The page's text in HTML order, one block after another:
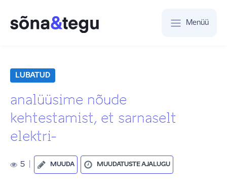
Menüü
LUBATUD
analüüsime nõude
kehtestamist, et sarnaselt
elektri-
5 MUUDA MUUDATUSTE AJALUGU